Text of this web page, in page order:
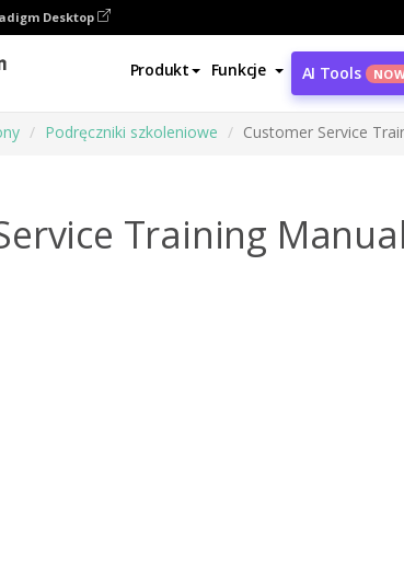
Desktop
Produkt Funkcje AI Tools
Podręczniki szkoleniowe Customer Service
Training Manual